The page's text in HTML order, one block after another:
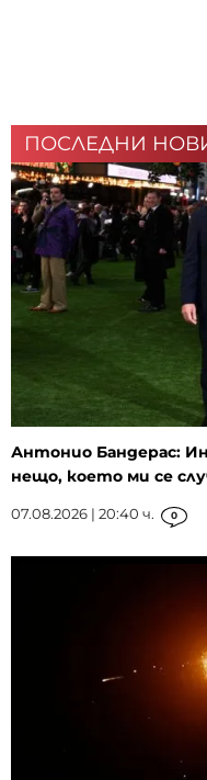
ПОСЛЕДНИ
Антонио Бандерас:
нещо, което ми се
07.08.2026 | 20:40 ч. 0